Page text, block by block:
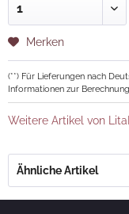
Merken
(**) Für Lieferungen nach
Informationen zur
Weitere Artikel von
Ähnliche Artikel